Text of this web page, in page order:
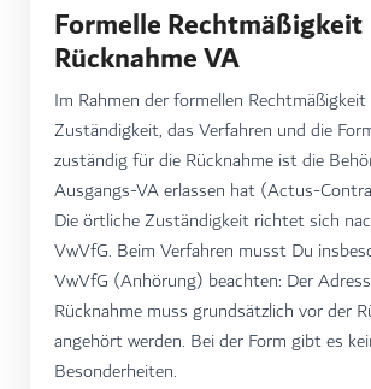
Formelle Rechtmäßigkeit
Rücknahme VA
Im Rahmen der formellen
Zuständigkeit, das Verfahren und die
zuständig für die Rücknahme ist die
Ausgangs-VA erlassen hat (Actus-
Die örtliche Zuständigkeit richtet sich
VwVfG. Beim Verfahren musst Du
VwVfG (Anhörung) beachten: Der
Rücknahme muss grundsätzlich vor der
angehört werden. Bei der Form gibt es
Besonderheiten.